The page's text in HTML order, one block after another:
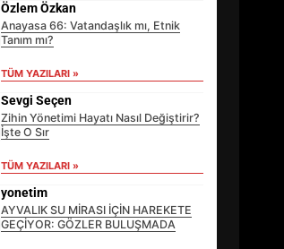
Özlem Özkan
Anayasa 66: Vatandaşlık mı, Etnik
Tanım mı?
TÜM YAZILARI »
Sevgi Seçen
Zihin Yönetimi Hayatı Nasıl Değiştirir?
İşte O Sır
TÜM YAZILARI »
yonetim
AYVALIK SU MİRASI İÇİN HAREKETE
GEÇİYOR: GÖZLER BULUŞMADA
EİB’DE KRİTİK ATAMA:
SÜRDÜRÜLEBİLİRLİKTE NE
DEĞİŞECEK?